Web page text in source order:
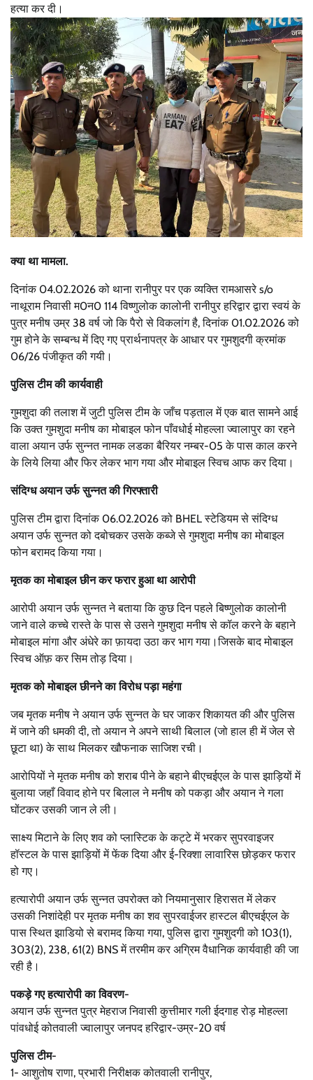
हत्या कर दी।
क्या था मामला.
दिनांक 04.02.2026 को थाना रानीपुर पर एक व्यक्ति रामआसरे s/o
नाथूराम निवासी म0न0 114 विष्णुलोक कालोनी रानीपुर हरिद्वार द्वारा स्वयं के
पुत्र मनीष उम्र 38 वर्ष जो कि पैरो से विकलांग है, दिनांक 01.02.2026 को
गुम होने के सम्बन्ध में दिए गए प्रार्थनापत्र के आधार पर गुमशुदगी क्रमांक
06/26 पंजीकृत की गयी।
पुलिस टीम की कार्यवाही
गुमशुदा की तलाश में जुटी पुलिस टीम के जाँच पड़ताल में एक बात सामने आई
कि उक्त गुमशुदा मनीष का मोबाइल फोन पाँवधोई मोहल्ला ज्वालापुर का रहने
वाला अयान उर्फ सुन्नत नामक लडका बैरियर नम्बर-05 के पास काल करने
के लिये लिया और फिर लेकर भाग गया और मोबाइल स्विच आफ कर दिया।
संदिग्ध अयान उर्फ सुन्नत की गिरफ्तारी
पुलिस टीम द्वारा दिनांक 06.02.2026 को BHEL स्टेडियम से संदिग्ध
अयान उर्फ सुन्नत को दबोचकर उसके कब्जे से गुमशुदा मनीष का मोबाइल
फोन बरामद किया गया।
मृतक का मोबाइल छीन कर फरार हुआ था आरोपी
आरोपी अयान उर्फ सुन्नत ने बताया कि कुछ दिन पहले बिष्णुलोक कालोनी
जाने वाले कच्चे रास्ते के पास से उसने गुमशुदा मनीष से कॉल करने के बहाने
मोबाइल मांगा और अंधेरे का फ़ायदा उठा कर भाग गया।जिसके बाद मोबाइल
स्विच ऑफ़ कर सिम तोड़ दिया।
मृतक को मोबाइल छीनने का विरोध पड़ा महंगा
जब मृतक मनीष ने अयान उर्फ सुन्नत के घर जाकर शिकायत की और पुलिस
में जाने की धमकी दी, तो अयान ने अपने साथी बिलाल (जो हाल ही में जेल से
छूटा था) के साथ मिलकर खौफनाक साजिश रची।
आरोपियों ने मृतक मनीष को शराब पीने के बहाने बीएचईएल के पास झाड़ियों में
बुलाया जहाँ विवाद होने पर बिलाल ने मनीष को पकड़ा और अयान ने गला
घोंटकर उसकी जान ले ली।
साक्ष्य मिटाने के लिए शव को प्लास्टिक के कट्टे में भरकर सुपरवाइजर
हॉस्टल के पास झाड़ियों में फेंक दिया और ई-रिक्शा लावारिस छोड़कर फरार
हो गए।
हत्यारोपी अयान उर्फ सुन्नत उपरोक्त को नियमानुसार हिरासत में लेकर
उसकी निशांदेही पर मृतक मनीष का शव सुपरवाईजर हास्टल बीएचईएल के
पास स्थित झाडियो से बरामद किया गया, पुलिस द्वारा गुमशुदगी को 103(1),
303(2), 238, 61(2) BNS में तरमीम कर अग्रिम वैधानिक कार्यवाही की जा
रही है।
पकड़े गए हत्यारोपी का विवरण-
अयान उर्फ सुन्नत पुत्र मेहराज निवासी कुत्तीमार गली ईदगाह रोड़ मोहल्ला
पांवधोई कोतवाली ज्वालापुर जनपद हरिद्वार-उम्र-20 वर्ष
पुलिस टीम-
1- आशुतोष राणा, प्रभारी निरीक्षक कोतवाली रानीपुर,